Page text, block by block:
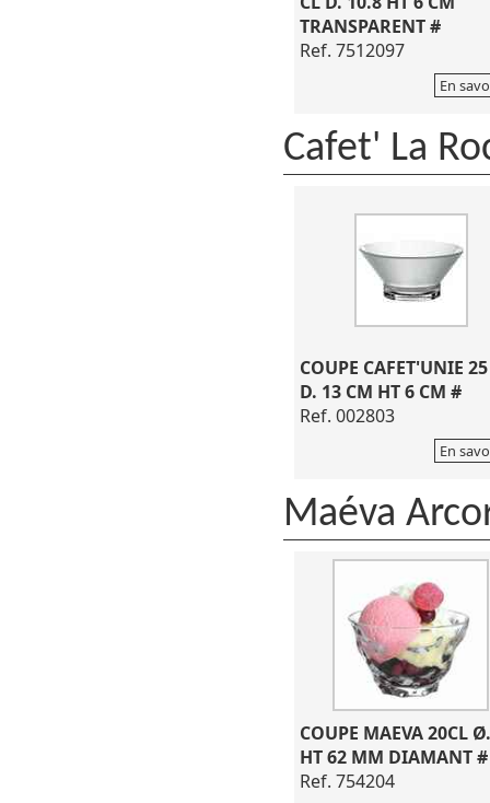
TRANSPARENT #
Ref. 7512097
En
Cafet' La
COUPE CAFET'UNIE
D. 13 CM HT 6 CM #
Ref. 002803
En
Maéva
COUPE MAEVA 20CL
HT 62 MM DIAMANT #
Ref. 754204